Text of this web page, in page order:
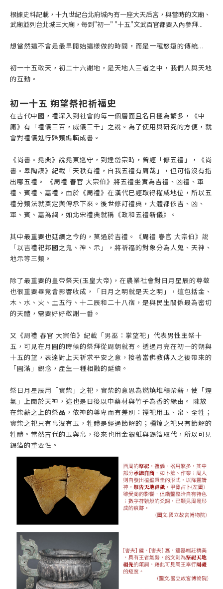
根據史料記載，十九世紀台北府城內有一座大天后宮，與當時的文廟、
武廟並列台北城三大廟，每到"初一" "十五"文武百官都要入內參拜...
想當然這不會是最早開始這樣做的時間，而是一種悠遠的傳統...
初一十五敬天，初二十六謝地，是天地人三者之中，我們人與天地
的互動。
初一十五 朔望祭祀祈福史
在古代中國，禮深入到社會的每一個層面且名目極為繁多，《中
庸》有「禮儀三百，威儀三千」之說。為了使用與研究的方便，就
會對禮儀進行歸類編輯成書。
《尚書•堯典》說堯東巡守，到達岱宗時，曾經「修五禮」，《尚
書•皋陶謨》紀載「天秩有禮，自我五禮有庸哉」，但可惜沒有指
出哪五禮。 《周禮 春官 大宗伯》將五禮坐實為吉禮、凶禮、軍
禮、賓禮、嘉禮。由於《周禮》在漢代已經取得權威地位，所以五
禮分類法就奠定與傳承下來。後世修訂禮典，大體都依吉、凶、
軍、賓、嘉為綱，如北宋禮典就稱《政和五禮新儀》。
其中最重要也延續之今的，莫過於吉禮。《周禮 春官 大宗伯》說
「以吉禮祀邦國之鬼、神、示」，將祈福的對象分為人鬼、天神、
地示等三類。
除了最重要的皇帝祭天(玉皇大帝)，在農業社會對日月星辰的尊敬
也很重要畢竟會影響收成，「日月之明就是天之明」，這包括金、
木、水、火、土五行、十二辰和二十八宿，是與民生關係最為密切
的天體，需要好好敬謝一番。
又《周禮 春官 大宗伯》紀載「男巫：掌望祀」代表男性主祭十
五，可見在月圓的時候的祭拜從周朝就有。透過月亮在初一的朔與
十五的望，表達對上天祈求平安之意，接著當佛教傳入之後帶來的
「圓滿」觀念，產生一種相融的延續。
祭日月星辰用「實柴」之祀，實柴的意思為燃燒堆積柴薪，使「煙
氣」上聞於天神，這也是日後以中藥材與竹子為香的緣由。 陳放
在柴薪之上的祭品，依神的尊卑而有差別：禋祀用玉、帛、全牲；
實柴之祀只有帛沒有玉，牲體是經過節解的；槱燎之祀只有節解的
牲體。當然古代的玉與帛，後來也用金銀紙與錫箔取代，所以可見
錫箔的重要性。